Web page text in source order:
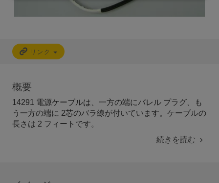
リンク
概要
14291 電源ケーブルは、一方の端にバレル プラグ、も
う一方の端に 2芯のバラ線が付いています。ケーブルの
長さは 2 フィートです。
続きを読む